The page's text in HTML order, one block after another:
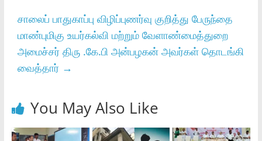
சாலைப்‌ பாதுகாப்பு விழிப்புணர்வு குறித்து பேருந்தை
மாண்புமிகு உயர்கல்வி மற்றும்‌ வேளாண்மைத்துறை
அமைச்சர்‌ திரு .கே.பி அன்பழகன்‌ அவர்கள்‌ தொடங்கி
வைத்தார்‌ →
You May Also Like